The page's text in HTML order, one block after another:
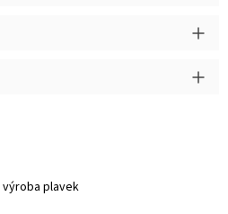
výroba plavek